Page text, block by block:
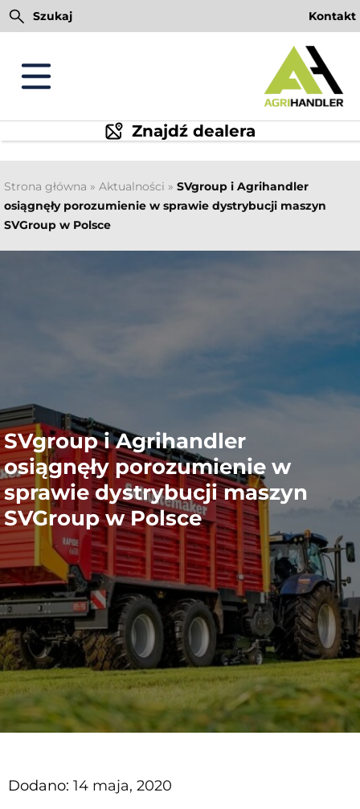
PrzejdźSzukaj Kontakt
Znajdź dealera
Strona główna » Aktualności » SVgroup i Agrihandler
osiągnęły porozumienie w sprawie dystrybucji maszyn
SVGroup w Polsce
SVgroup i Agrihandler
osiągnęły porozumienie w
sprawie dystrybucji maszyn
SVGroup w Polsce
Dodano: 14 maja, 2020